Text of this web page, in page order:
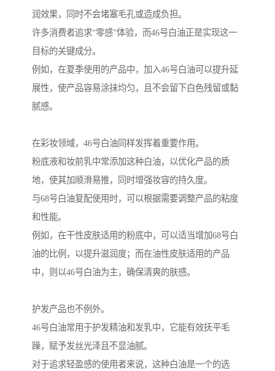
润效果，同时不会堵塞毛孔或造成负担。
许多消费者追求“零感”体验，而46号白油正是实现这一
目标的关键成分。
例如，在夏季使用的产品中，加入46号白油可以提升延
展性，使产品容易涂抹均匀，且不会留下白色残留或黏
腻感。
在彩妆领域，46号白油同样发挥着重要作用。
粉底液和妆前乳中常添加这种白油，以优化产品的质
地，使其加顺滑易推，同时增强妆容的持久度。
与68号白油复配使用时，可以根据需要调整产品的粘度
和性能。
例如，在干性皮肤适用的粉底中，可以适当增加68号白
油的比例，以提升滋润度；而在油性皮肤适用的产品
中，则以46号白油为主，确保清爽的肤感。
护发产品也不例外。
46号白油常用于护发精油和发乳中，它能有效抚平毛
躁，赋予发丝光泽且不显油腻。
对于追求轻盈感的使用者来说，这种白油是一个的选